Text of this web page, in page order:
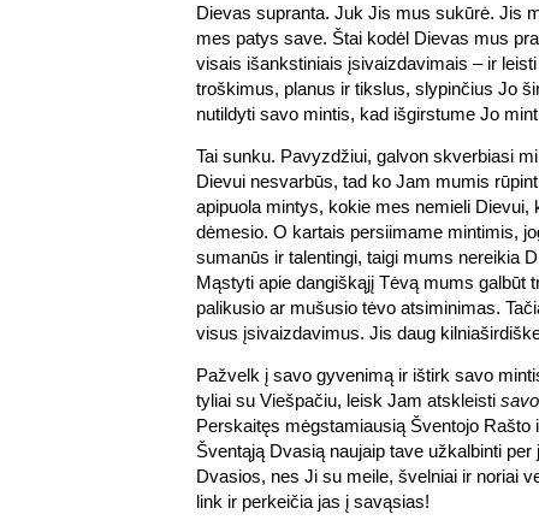
Dievas supranta. Juk Jis mus sukūrė. Jis
mes patys save. Štai kodėl Dievas mus
visais išankstiniais įsivaizdavimais – ir
troškimus, planus ir tikslus, slypinčius Jo
nutildyti savo mintis, kad išgirstume Jo
Tai sunku. Pavyzdžiui, galvon skverbiasi
Dievui nesvarbūs, tad ko Jam mumis
apipuola mintys, kokie mes nemieli Dievui,
dėmesio. O kartais persiimame mintimis,
sumanūs ir talentingi, taigi mums nereikia
Mąstyti apie dangiškąjį Tėvą mums galbūt
palikusio ar mušusio tėvo atsiminimas.
visus įsivaizdavimus. Jis daug
Pažvelk į savo gyvenimą ir ištirk savo
tyliai su Viešpačiu, leisk Jam atskleisti savo
Perskaitęs mėgstamiausią Šventojo Rašto
Šventąją Dvasią naujaip tave užkalbinti
Dvasios, nes Ji su meile, švelniai ir noriai
link ir perkeičia jas į savąsias!